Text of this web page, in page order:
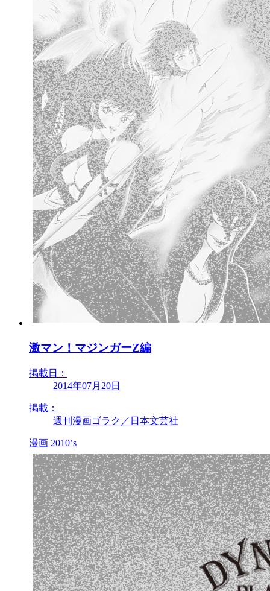
激マン！マジンガーZ編
掲載日：
2014年07月20日
掲載：
週刊漫画ゴラク／日本文芸社
漫画 2010’s